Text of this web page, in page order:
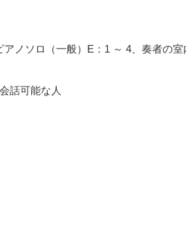
ノソロ（一般）E：1 ～ 4、奏者の室
話可能な人